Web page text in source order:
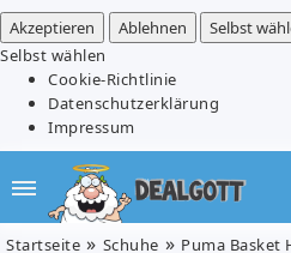
Akzeptieren
Ablehnen Selbst
Selbst wählen
Cookie-Richtlinie
Datenschutzerklärung
Impressum
Startseite Schuhe Puma Basket Heart Patent